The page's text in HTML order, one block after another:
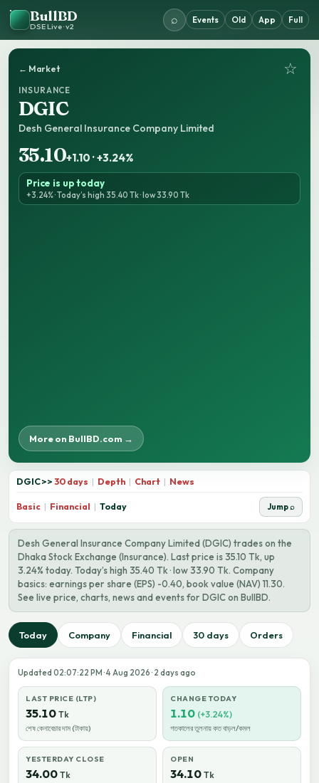
BullBD
DSE Live · v2
⌕ Events Old App Full
← Market ☆
INSURANCE
DGIC
Desh General Insurance Company Limited
35.10+1.10 · +3.24%
Price is up today
+3.24% · Today’s high 35.40 Tk · low 33.90 Tk
More on BullBD.com →
DGIC>> 30 days | Depth | Chart | News
Basic | Financial | Today Jump ⌕
Desh General Insurance Company Limited (DGIC) trades on the
Dhaka Stock Exchange (Insurance). Last price is 35.10 Tk, up
3.24% today. Today’s high 35.40 Tk · low 33.90 Tk. Company
basics: earnings per share (EPS) -0.40, book value (NAV) 11.30.
See live price, charts, news and events for DGIC on BullBD.
Today Company Financial 30 days Orders
Updated 02:07:22 PM · 4 Aug 2026 · 2 days ago
LAST PRICE (LTP)
35.10 Tk
শেষ কেনাবেচার দাম (টাকায়)
CHANGE TODAY
1.10 (+3.24%)
গতকালের তুলনায় কত বাড়ল/কমল
YESTERDAY CLOSE
34.00 Tk
OPEN
34.10 Tk